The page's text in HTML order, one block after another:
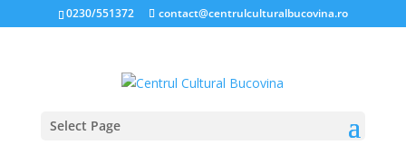
0230/551372 contact@centrulculturalbucovina.ro
Select Page
Anunt concurs post vacant – referent IA (M)